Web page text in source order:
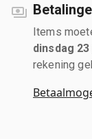
Items
dinsdag
rekening